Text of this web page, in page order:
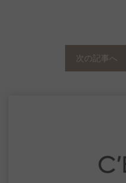
次の記事へ